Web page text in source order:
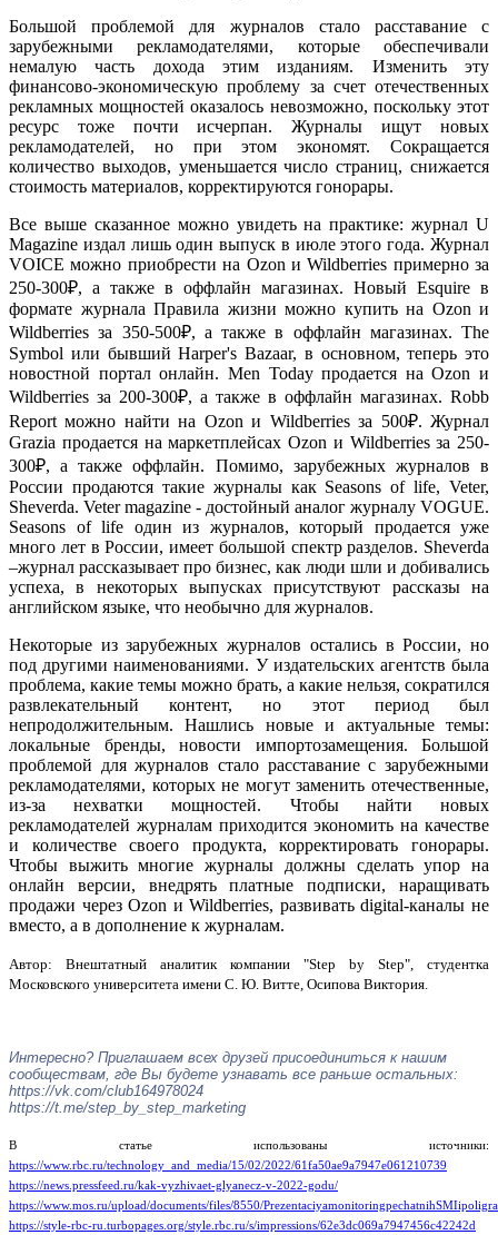
Большой проблемой для журналов стало расставание с
зарубежными рекламодателями, которые обеспечивали
немалую часть дохода этим изданиям. Изменить эту
финансово-экономическую проблему за счет отечественных
рекламных мощностей оказалось невозможно, поскольку этот
ресурс тоже почти исчерпан. Журналы ищут новых
рекламодателей, но при этом экономят. Сокращается
количество выходов, уменьшается число страниц, снижается
стоимость материалов, корректируются гонорары.
Все выше сказанное можно увидеть на практике: журнал U
Magazine издал лишь один выпуск в июле этого года. Журнал
VOICE можно приобрести на Ozon и Wildberries примерно за
250-300₽, а также в оффлайн магазинах. Новый Esquire в
формате журнала Правила жизни можно купить на Ozon и
Wildberries за 350-500₽, а также в оффлайн магазинах. The
Symbol или бывший Harper's Bazaar, в основном, теперь это
новостной портал онлайн. Men Today продается на Ozon и
Wildberries за 200-300₽, а также в оффлайн магазинах. Robb
Report можно найти на Ozon и Wildberries за 500₽. Журнал
Grazia продается на маркетплейсах Ozon и Wildberries за 250-
300₽, а также оффлайн. Помимо, зарубежных журналов в
России продаются такие журналы как Seasons of life, Veter,
Sheverda. Veter magazine - достойный аналог журналу VOGUE.
Seasons of life один из журналов, который продается уже
много лет в России, имеет большой спектр разделов. Sheverda
–журнал рассказывает про бизнес, как люди шли и добивались
успеха, в некоторых выпусках присутствуют рассказы на
английском языке, что необычно для журналов.
Некоторые из зарубежных журналов остались в России, но
под другими наименованиями. У издательских агентств была
проблема, какие темы можно брать, а какие нельзя, сократился
развлекательный контент, но этот период был
непродолжительным. Нашлись новые и актуальные темы:
локальные бренды, новости импортозамещения. Большой
проблемой для журналов стало расставание с зарубежными
рекламодателями, которых не могут заменить отечественные,
из-за нехватки мощностей. Чтобы найти новых
рекламодателей журналам приходится экономить на качестве
и количестве своего продукта, корректировать гонорары.
Чтобы выжить многие журналы должны сделать упор на
онлайн версии, внедрять платные подписки, наращивать
продажи через Ozon и Wildberries, развивать digital-каналы не
вместо, а в дополнение к журналам.
Автор: Внештатный аналитик компании "Step by Step", студентка
Московского университета имени С. Ю. Витте, Осипова Виктория.
Интересно? Приглашаем всех друзей присоединиться к нашим
сообществам, где Вы будете узнавать все раньше остальных:
https://vk.com/club164978024
https://t.me/step_by_step_marketing
В статье использованы источники:
https://www.rbc.ru/technology_and_media/15/02/2022/61fa50ae9a7947e061210739
https://news.pressfeed.ru/kak-vyzhivaet-glyanecz-v-2022-godu/
https://www.mos.ru/upload/documents/files/8550/
https://style-rbc-ru.turbopages.org/style.rbc.ru/s/impressions/62e3dc069a7947456c42242d